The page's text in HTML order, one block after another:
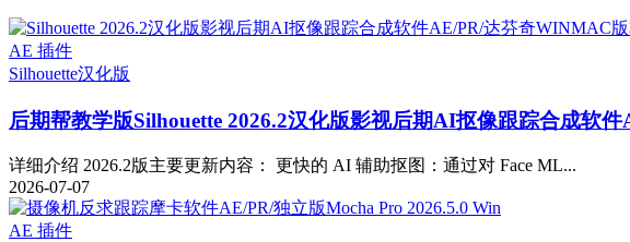
AE 插件
Silhouette汉化版
后期帮教学版Silhouette 2026.2汉化版影视后期AI抠像跟踪合成软
详细介绍 2026.2版主要更新内容： 更快的 AI 辅助抠图：通过对 Face ML...
2026-07-07
AE 插件